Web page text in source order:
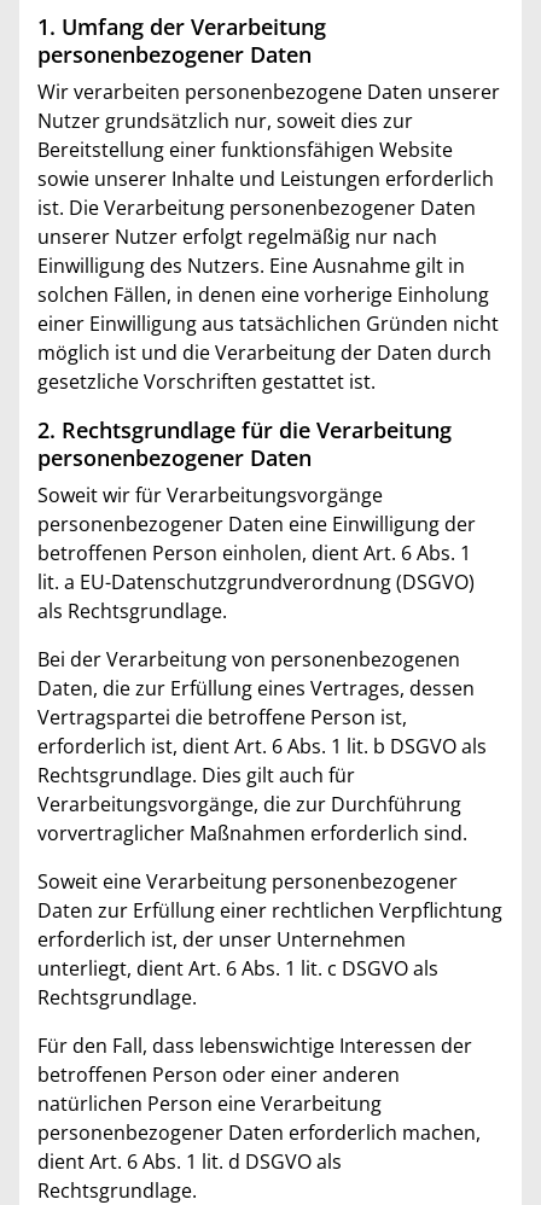
1. Umfang der Verarbeitung
personenbezogener Daten
Wir verarbeiten personenbezogene Daten unserer
Nutzer grundsätzlich nur, soweit dies zur
Bereitstellung einer funktionsfähigen Website
sowie unserer Inhalte und Leistungen erforderlich
ist. Die Verarbeitung personenbezogener Daten
unserer Nutzer erfolgt regelmäßig nur nach
Einwilligung des Nutzers. Eine Ausnahme gilt in
solchen Fällen, in denen eine vorherige Einholung
einer Einwilligung aus tatsächlichen Gründen nicht
möglich ist und die Verarbeitung der Daten durch
gesetzliche Vorschriften gestattet ist.
2. Rechtsgrundlage für die Verarbeitung
personenbezogener Daten
Soweit wir für Verarbeitungsvorgänge
personenbezogener Daten eine Einwilligung der
betroffenen Person einholen, dient Art. 6 Abs. 1
lit. a EU-Datenschutzgrundverordnung (DSGVO)
als Rechtsgrundlage.
Bei der Verarbeitung von personenbezogenen
Daten, die zur Erfüllung eines Vertrages, dessen
Vertragspartei die betroffene Person ist,
erforderlich ist, dient Art. 6 Abs. 1 lit. b DSGVO als
Rechtsgrundlage. Dies gilt auch für
Verarbeitungsvorgänge, die zur Durchführung
vorvertraglicher Maßnahmen erforderlich sind.
Soweit eine Verarbeitung personenbezogener
Daten zur Erfüllung einer rechtlichen Verpflichtung
erforderlich ist, der unser Unternehmen
unterliegt, dient Art. 6 Abs. 1 lit. c DSGVO als
Rechtsgrundlage.
Für den Fall, dass lebenswichtige Interessen der
betroffenen Person oder einer anderen
natürlichen Person eine Verarbeitung
personenbezogener Daten erforderlich machen,
dient Art. 6 Abs. 1 lit. d DSGVO als
Rechtsgrundlage.